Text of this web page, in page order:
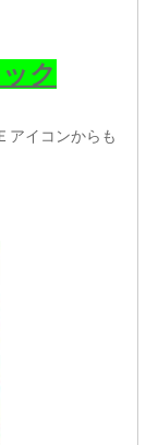
ク
アイコンからも